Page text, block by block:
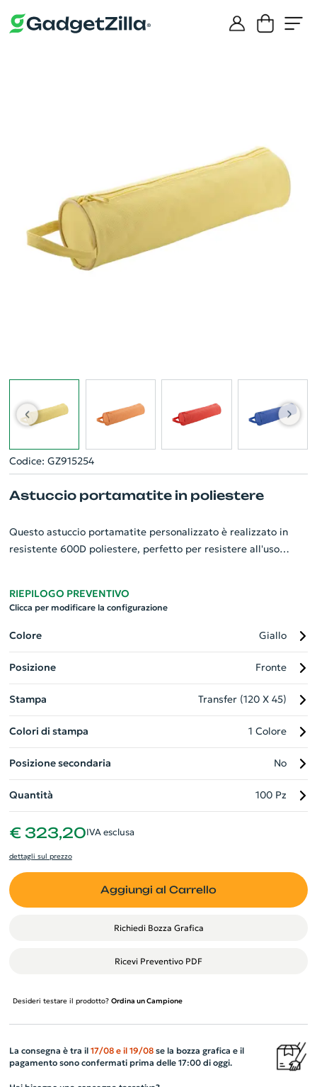
Codice: GZ915254
Astuccio portamatite in poliestere
Questo astuccio portamatite personalizzato è realizzato in
resistente 600D poliestere, perfetto per resistere all'uso
Questo gadget aziendale è ideale per tenere in ordine e
cancelleria. La sua personalizzazione può migliorare
notevolmente la visibilità del tuo brand, rendendolo un
efficace strumento promozionale.
RIEPILOGO PREVENTIVO
Clicca per modificare la configurazione
Colore Giallo
Posizione Fronte
Stampa Transfer (120 X 45)
Colori di stampa 1 Colore
Posizione secondaria No
Quantità 100 Pz
€ 323,20IVA esclusa
dettagli sul prezzo
Aggiungi al Carrello
Richiedi Bozza Grafica
Ricevi Preventivo PDF
Desideri testare il prodotto? Ordina un Campione
La consegna è tra il 17/08 e il 19/08se la bozza grafica e il
pagamento sono confermati prima delle 17:00 di oggi.